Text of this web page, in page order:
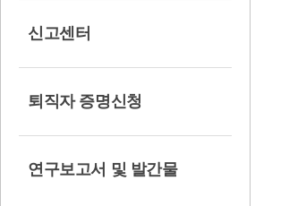
신고센터
퇴직자 증명신청
연구보고서 및 발간물